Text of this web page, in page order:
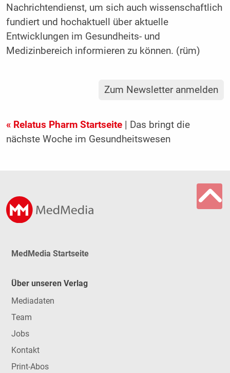
Nachrichtendienst, um sich auch wissenschaftlich
fundiert und hochaktuell über aktuelle
Entwicklungen im Gesundheits- und
Medizinbereich informieren zu können. (rüm)
Zum Newsletter anmelden
« Relatus Pharm Startseite| Das bringt die
nächste Woche im Gesundheitswesen
MedMedia Startseite
Über unseren Verlag
Mediadaten
Team
Jobs
Kontakt
Print-Abos